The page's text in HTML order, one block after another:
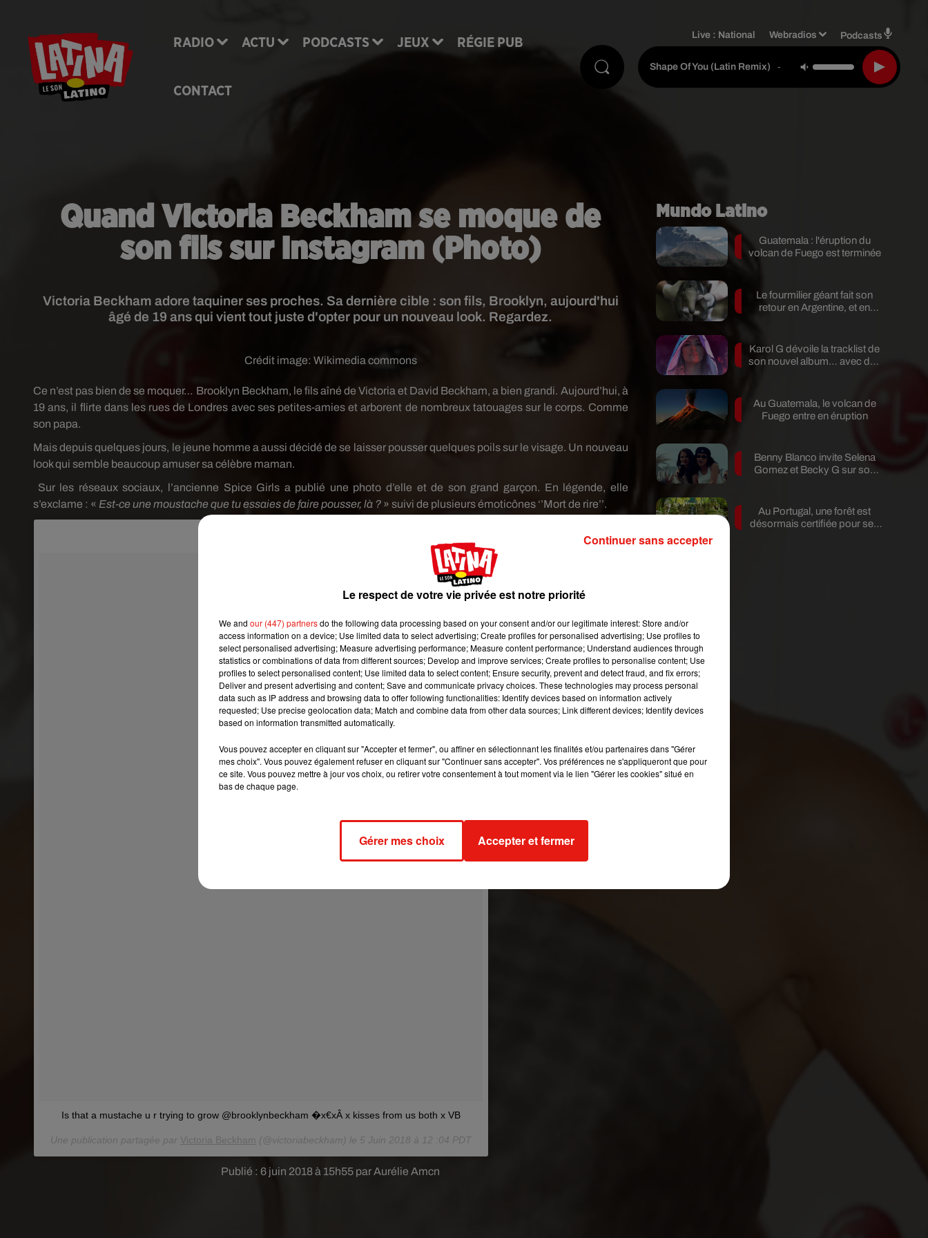
RADIO ACTU PODCASTS JEUX RÉGIE PUB
CONTACT
Live : National Webradios Podcasts
Shape Of You (latin Remix) - Ed Sheeran Feat. Zion &
Quand Victoria Beckham se moque de
son fils sur Instagram (Photo)
Publié : 6 juin 2018 à 15h55 par Aurélie Amcn
Victoria Beckham adore taquiner ses proches. Sa dernière cible : son fils, Brooklyn, aujourd'hui
âgé de 19 ans qui vient tout juste d'opter pour un nouveau look. Regardez.
Crédit image: Wikimedia commons
Ce n’est pas bien de se moquer… Brooklyn Beckham, le fils aîné de Victoria et David Beckham, a bien grandi. Aujourd’hui, à
19 ans, il flirte dans les rues de Londres avec ses petites-amies et arborent de nombreux tatouages sur le corps. Comme
son papa.
Mais depuis quelques jours, le jeune homme a aussi décidé de se laisser pousser quelques poils sur le visage. Un nouveau
look qui semble beaucoup amuser sa célèbre maman.
Sur les réseaux sociaux, l’ancienne Spice Girls a publié une photo d’elle et de son grand garçon. En légende, elle
s’exclame : « Est-ce une moustache que tu essaies de faire pousser, là ? » suivi de plusieurs émoticônes ‘’Mort de rire’’.
Is that a mustache u r trying to grow @brooklynbeckham �x€xÂ x kisses from us both x VB
Une publication partagée par Victoria Beckham (@victoriabeckham) le 5 Juin 2018 à 12 :04 PDT
Mundo Latino
Guatemala : l'éruption du
volcan de Fuego est terminée
Le fourmilier géant fait son
retour en Argentine, et en
Karol G dévoile la tracklist de
son nouvel album… avec des
Au Guatemala, le volcan de
Fuego entre en éruption
Benny Blanco invite Selena
Gomez et Becky G sur son
Au Portugal, une forêt est
désormais certifiée pour ses
Le respect de votre vie privée est notre priorité
We and our (447) partnersdo the following data processing based on your consent and/or our legitimate interest: Store and/or
access information on a device; Use limited data to select advertising; Create profiles for personalised advertising; Use profiles to
select personalised advertising; Measure advertising performance; Measure content performance; Understand audiences through
statistics or combinations of data from different sources; Develop and improve services; Create profiles to personalise content; Use
profiles to select personalised content; Use limited data to select content; Ensure security, prevent and detect fraud, and fix errors;
Deliver and present advertising and content; Save and communicate privacy choices. These technologies may process personal
data such as IP address and browsing data to offer following functionalities: Identify devices based on information actively
requested; Use precise geolocation data; Match and combine data from other data sources; Link different devices; Identify devices
based on information transmitted automatically.
Vous pouvez accepter en cliquant sur "Accepter et fermer", ou affiner en sélectionnant les finalités et/ou partenaires dans "Gérer
mes choix". Vous pouvez également refuser en cliquant sur "Continuer sans accepter". Vos préférences ne s'appliqueront que pour
ce site. Vous pouvez mettre à jour vos choix, ou retirer votre consentement à tout moment via le lien "Gérer les cookies" situé en
bas de chaque page.
Gérer mes choix Accepter et fermer
Continuer sans accepter